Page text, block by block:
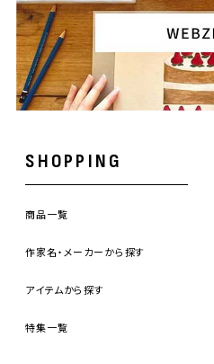
SHOPPING
商品一覧
作家名・メーカーから探す
アイテムから探す
特集一覧